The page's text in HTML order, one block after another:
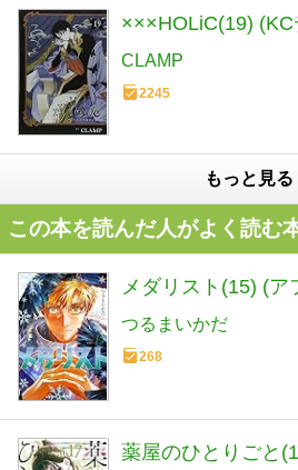
×××HOLiC(19)
CLAMP
2245
もっと見る
この本を読んだ人がよく読む
メダリスト(15) (ア
つるまいかだ
268
薬屋のひとりごと